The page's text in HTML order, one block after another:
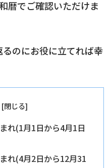
暦でご確認いただけま
のにお役に立てれば幸
れ(1月1日から4月1日
れ(4月2日から12月31